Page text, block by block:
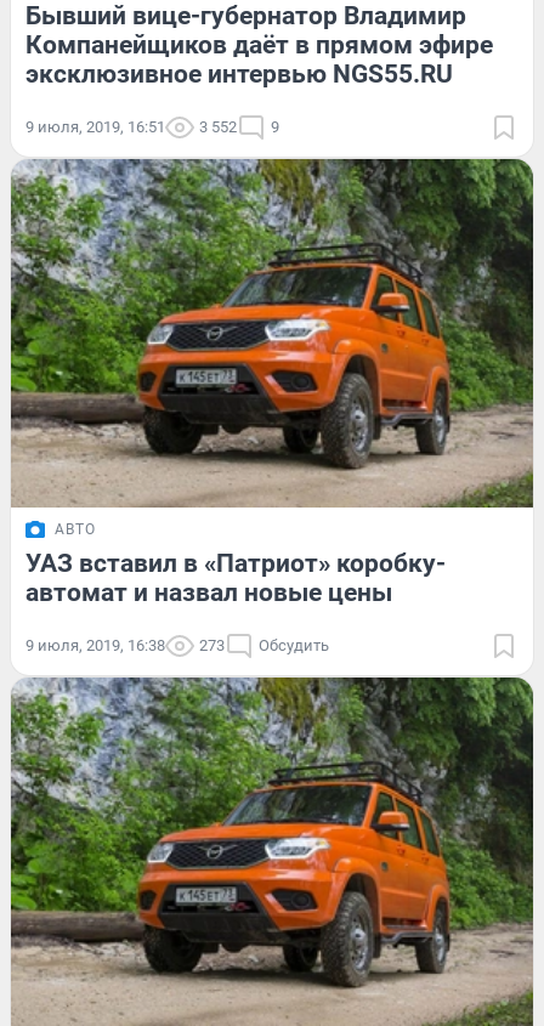
Бывший вице-губернатор Владимир
Компанейщиков даёт в прямом эфире
эксклюзивное интервью NGS55.RU
9 июля, 2019, 16:51 3 552 9
АВТО
УАЗ вставил в «Патриот» коробку-
автомат и назвал новые цены
9 июля, 2019, 16:38 273 Обсудить